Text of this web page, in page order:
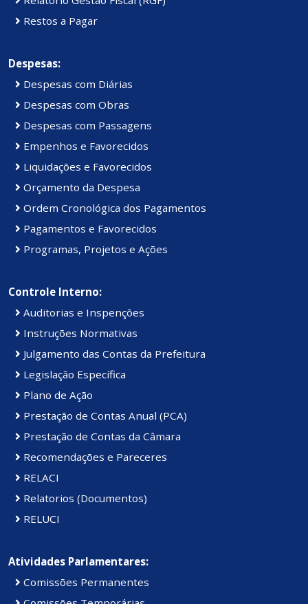
Restos a Pagar
Despesas:
Despesas com Diárias
Despesas com Obras
Despesas com Passagens
Empenhos e Favorecidos
Liquidações e Favorecidos
Orçamento da Despesa
Ordem Cronológica dos Pagamentos
Pagamentos e Favorecidos
Programas, Projetos e Ações
Controle Interno:
Auditorias e Inspenções
Instruções Normativas
Julgamento das Contas da Prefeitura
Legislação Específica
Plano de Ação
Prestação de Contas Anual (PCA)
Prestação de Contas da Câmara
Recomendações e Pareceres
RELACI
Relatorios (Documentos)
RELUCI
Atividades Parlamentares:
Comissões Permanentes